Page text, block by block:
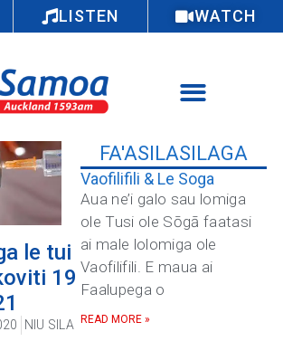
LISTEN WATCH
le tui
19
NIU SILA
FA'ASILASILAGA
Vaofilifili & Le Soga
Aua ne’i galo sau lomiga
ole Tusi ole Sōgā faatasi
ai male lolomiga ole
Vaofilifili. E maua ai
Faalupega o
READ MORE »